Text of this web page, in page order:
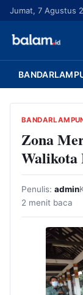
u
Jumat, 7 Agustus
Zona
Walikota
Penulis: admin
2 menit baca